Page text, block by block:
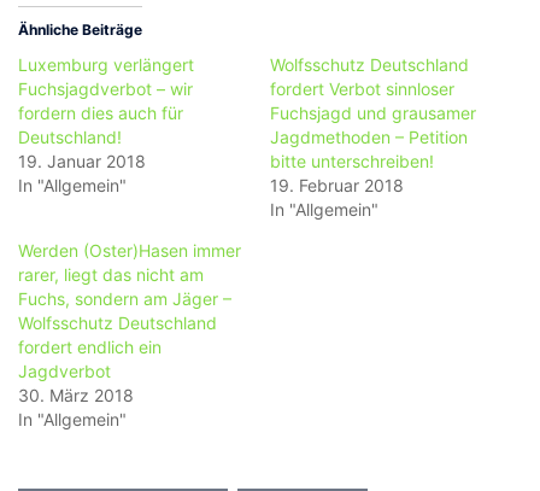
Ähnliche Beiträge
Luxemburg verlängert
Fuchsjagdverbot – wir
fordern dies auch für
Deutschland!
19. Januar 2018
In "Allgemein"
Wolfsschutz Deutschland
fordert Verbot sinnloser
Fuchsjagd und grausamer
Jagdmethoden – Petition
bitte unterschreiben!
19. Februar 2018
In "Allgemein"
Werden (Oster)Hasen immer
rarer, liegt das nicht am
Fuchs, sondern am Jäger –
Wolfsschutz Deutschland
fordert endlich ein
Jagdverbot
30. März 2018
In "Allgemein"